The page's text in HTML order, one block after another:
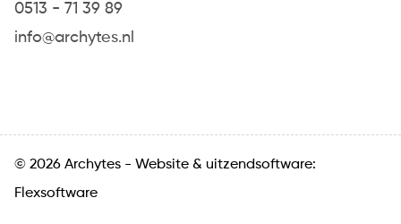
0513 - 71 39 89
info@archytes.nl
© 2026 Archytes - Website & uitzendsoftware:
Flexsoftware